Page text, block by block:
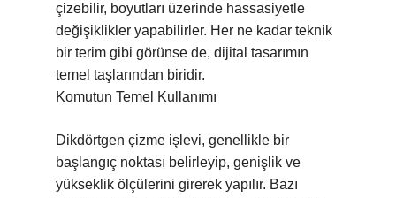
çizebilir, boyutları üzerinde hassasiyetle
değişiklikler yapabilirler. Her ne kadar teknik
bir terim gibi görünse de, dijital tasarımın
temel taşlarından biridir.
Komutun Temel Kullanımı
Dikdörtgen çizme işlevi, genellikle bir
başlangıç noktası belirleyip, genişlik ve
yükseklik ölçülerini girerek yapılır. Bazı